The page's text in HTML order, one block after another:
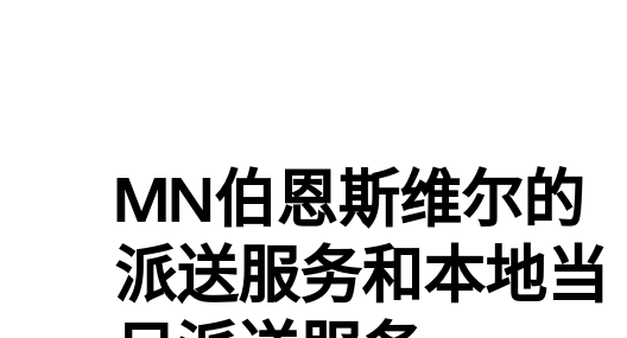
MN伯恩斯维尔的
派送服务和本地当